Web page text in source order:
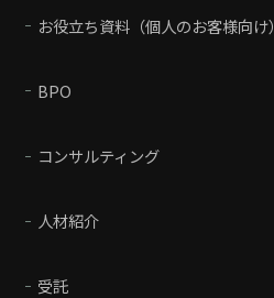
お役立ち資料（個人のお客様向け）
BPO
コンサルティング
人材紹介
受託